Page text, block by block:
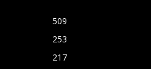
509
253
217